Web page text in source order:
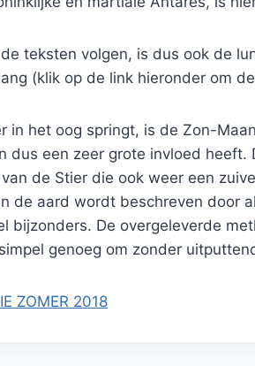
teksten volgen, is dus ook de
(klik op de link hieronder om
in het oog springt, is de Zon-
dus een zeer grote invloed
de Stier die ook weer een
de aard wordt beschreven door
bijzonders. De overgeleverde
genoeg om zonder
ZOMER 2018